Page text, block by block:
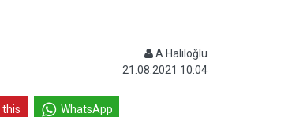
A.Haliloğlu
21.08.2021 10:04
this WhatsApp